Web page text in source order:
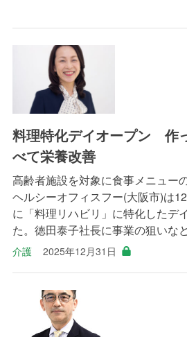
料理特化デイオープン 作
べて栄養改善
高齢者施設を対象に食事メニュー
ヘルシーオフィスフー(大阪市)は
に「料理リハビリ」に特化したデ
た。徳田泰子社長に事業の狙いな
介護 2025年12月31日